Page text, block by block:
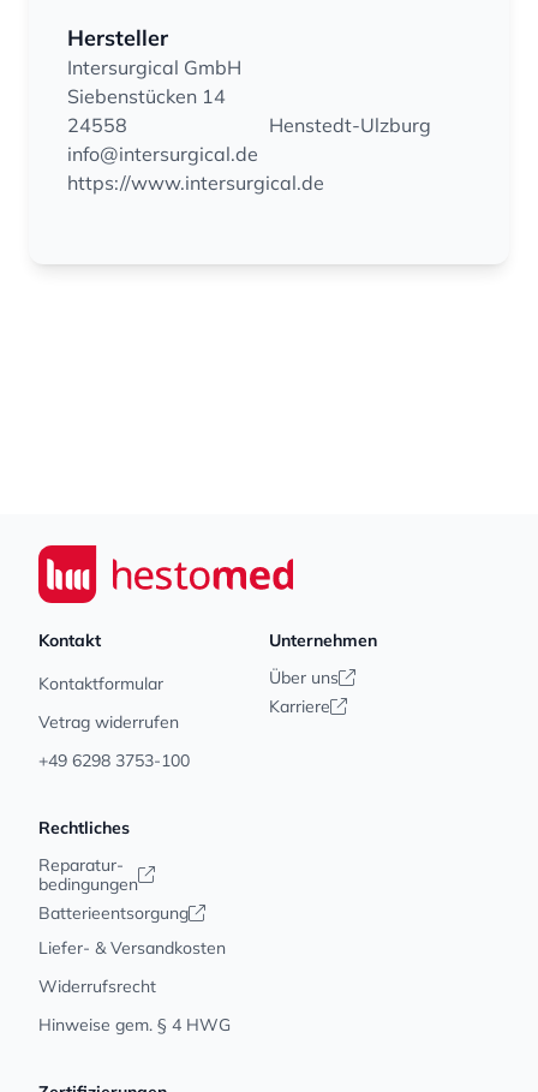
Hersteller
Intersurgical GmbH
Siebenstücken 14
24558
Henstedt-Ulzburg
info@intersurgical.de
https://www.intersurgical.de
Seiwert GmbH
Kontakt
Kontaktformular
Vetrag widerrufen
+49 6298 3753-100
Unternehmen
Über uns
Karriere
Rechtliches
Reparatur-
bedingungen
Batterieentsorgung
Liefer- & Versandkosten
Widerrufsrecht
Hinweise gem. § 4 HWG